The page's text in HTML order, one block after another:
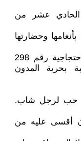
الحادي عشر من
وحضارتها
أكتبها بعد أن شاركت في الوقفة الاحتجاجية رقم 298
بحرية المدون
حب لرجل شاب.
أقسى عليه من